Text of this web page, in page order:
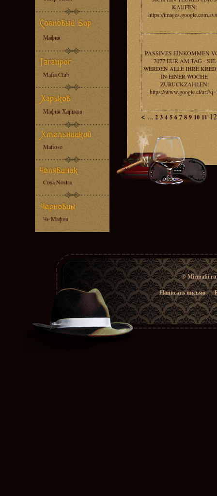
Мафия
Mafia Club
Мафия Харьков
Mafioso
Cosa Nostra
Че Мафия
KAUFEN:
https://
PASSIVES EINKOMMEN
7077 EUR AM TAG - SIE
WERDEN ALLE IHRE
IN EINER WOCHE
ZURUCKZAHLEN:
https://www.google.cl/
< ...2 3 4 5 6 7 8 9 10 11
© Mirmafii.ru
Написать письмо